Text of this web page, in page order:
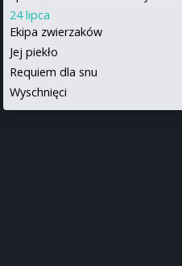
24 lipca
Ekipa zwierzaków
Jej piekło
Requiem dla snu
Wyschnięci